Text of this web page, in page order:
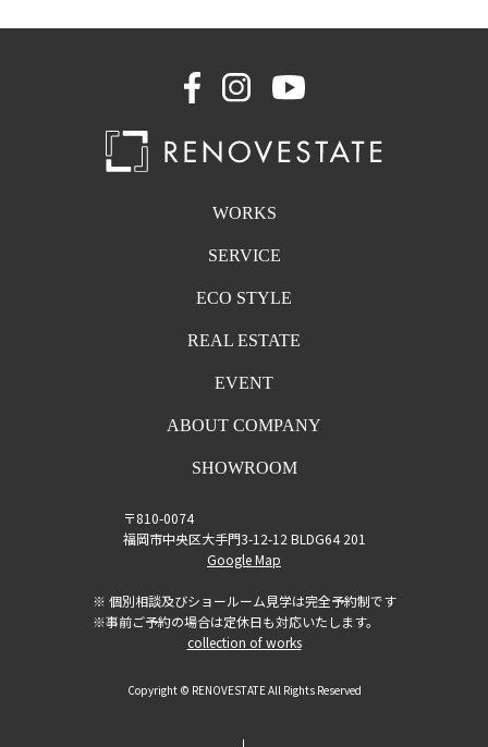
WORKS
SERVICE
ECO STYLE
REAL ESTATE
EVENT
ABOUT COMPANY
SHOWROOM
〒810-0074
福岡市中央区大手門3-12-12 BLDG64 201
Google Map
※ 個別相談及びショールーム見学は完全予約制です
※事前ご予約の場合は定休日も対応いたします。
collection of works
Copyright © RENOVESTATE All Rights Reserved